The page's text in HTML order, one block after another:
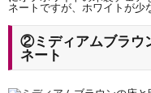
ネートですが、ホワイトが少
②ミディアムブラウ
ネート